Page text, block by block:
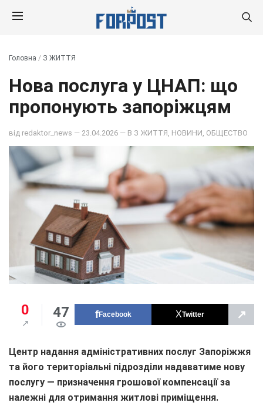
Головна / З ЖИТТЯ
Нова послуга у ЦНАП: що
пропонують запоріжцям
від redaktor_news — 23.04.2026 — В З ЖИТТЯ НОВИНИ ОБЩЕСТВО
0 47 Facebook Twitter ↗
Центр надання адміністративних послуг Запоріжжя
та його територіальні підрозділи надаватиме нову
послугу — призначення грошової компенсації за
належні для отримання житлові приміщення.